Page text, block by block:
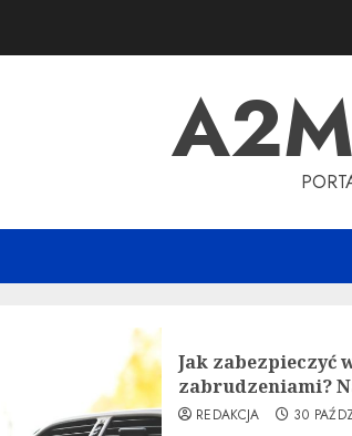
Jak zabezpieczyć
zabrudzeniami?
REDAKCJA 30